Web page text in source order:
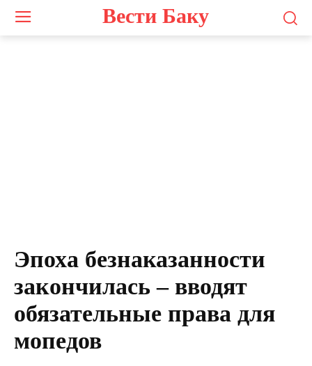
Вести Баку
Эпоха безнаказанности
закончилась – вводят
обязательные права для
мопедов